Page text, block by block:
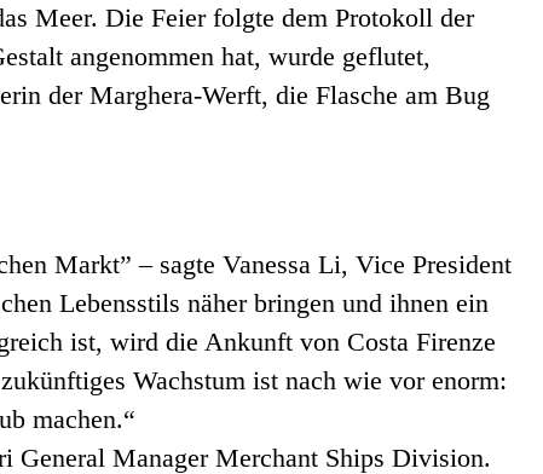
Meer. Die Feier folgte dem Protokoll der
angenommen hat, wurde geflutet,
der Marghera-Werft, die Flasche am Bug
Markt” – sagte Vanessa Li, Vice President
Lebensstils näher bringen und ihnen ein
ist, wird die Ankunft von Costa Firenze
Wachstum ist nach wie vor enorm:
machen.“
General Manager Merchant Ships Division.